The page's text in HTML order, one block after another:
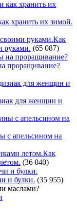
хранить их зимой.
Как
руками. (65 087)
проращивание?
для женщин и
с апельсином на
Как
(36 040)
и булки. (35 955)
маслами?